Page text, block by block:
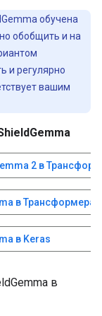
обучена
обобщить и на
и регулярно
вашим
2 в
в Трансформерах
в Keras
в